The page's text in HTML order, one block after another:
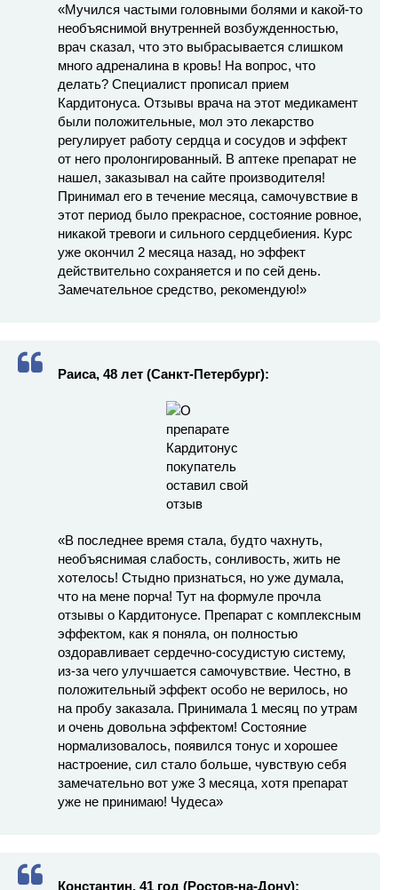
«Мучился частыми головными болями и какой-то
необъяснимой внутренней возбужденностью,
врач сказал, что это выбрасывается слишком
много адреналина в кровь! На вопрос, что
делать? Специалист прописал прием
Кардитонуса. Отзывы врача на этот медикамент
были положительные, мол это лекарство
регулирует работу сердца и сосудов и эффект
от него пролонгированный. В аптеке препарат не
нашел, заказывал на сайте производителя!
Принимал его в течение месяца, самочувствие в
этот период было прекрасное, состояние ровное,
никакой тревоги и сильного сердцебиения. Курс
уже окончил 2 месяца назад, но эффект
действительно сохраняется и по сей день.
Замечательное средство, рекомендую!»
Раиса, 48 лет (Санкт-Петербург):
«В последнее время стала, будто чахнуть,
необъяснимая слабость, сонливость, жить не
хотелось! Стыдно признаться, но уже думала,
что на мене порча! Тут на формуле прочла
отзывы о Кардитонусе. Препарат с комплексным
эффектом, как я поняла, он полностью
оздоравливает сердечно-сосудистую систему,
из-за чего улучшается самочувствие. Честно, в
положительный эффект особо не верилось, но
на пробу заказала. Принимала 1 месяц по утрам
и очень довольна эффектом! Состояние
нормализовалось, появился тонус и хорошее
настроение, сил стало больше, чувствую себя
замечательно вот уже 3 месяца, хотя препарат
уже не принимаю! Чудеса»
Константин, 41 год (Ростов-на-Дону):